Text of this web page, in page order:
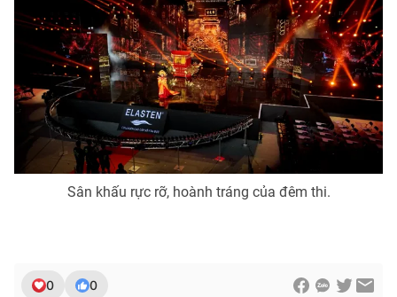
Sân khấu rực rỡ, hoành tráng của đêm thi.
0 0